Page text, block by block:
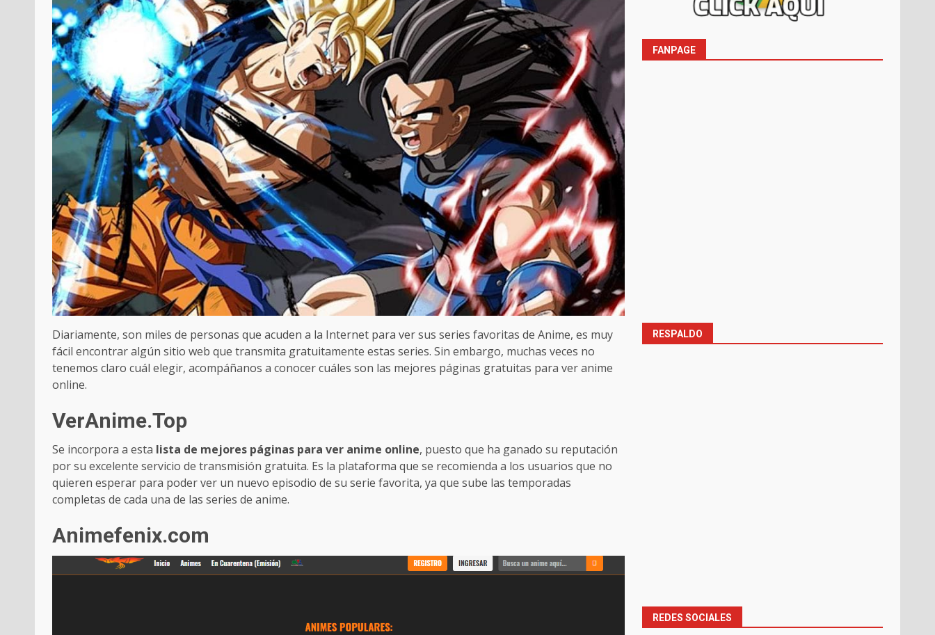
Diariamente, son miles de personas que acuden a la Internet para ver sus series favoritas de Anime, es muy
fácil encontrar algún sitio web que transmita gratuitamente estas series. Sin embargo, muchas veces no
tenemos claro cuál elegir, acompáñanos a conocer cuáles son las mejores páginas gratuitas para ver anime
online.
VerAnime.Top
Se incorpora a esta lista de mejores páginas para ver anime online, puesto que ha ganado su reputación
por su excelente servicio de transmisión gratuita. Es la plataforma que se recomienda a los usuarios que no
quieren esperar para poder ver un nuevo episodio de su serie favorita, ya que sube las temporadas
completas de cada una de las series de anime.
Animefenix.com
FANPAGE
RESPALDO
REDES SOCIALES